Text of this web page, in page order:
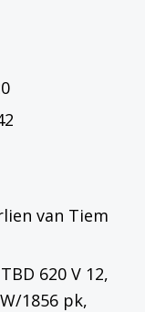
van Tiem
620 V 12,
1856 pk,